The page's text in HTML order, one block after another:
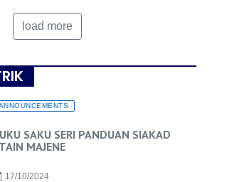
load more
SAKU SERI PANDUAN SIAKAD
MAJENE
17/10/2024